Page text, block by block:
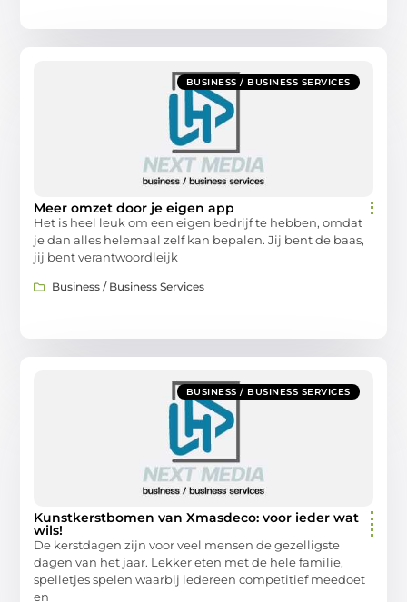
BUSINESS / BUSINESS SERVICES
Meer omzet door je eigen app
Het is heel leuk om een eigen bedrijf te hebben, omdat
je dan alles helemaal zelf kan bepalen. Jij bent de baas,
jij bent verantwoordleijk
Business / Business Services
BUSINESS / BUSINESS SERVICES
Kunstkerstbomen van Xmasdeco: voor ieder wat
wils!
De kerstdagen zijn voor veel mensen de gezelligste
dagen van het jaar. Lekker eten met de hele familie,
spelletjes spelen waarbij iedereen competitief meedoet
en